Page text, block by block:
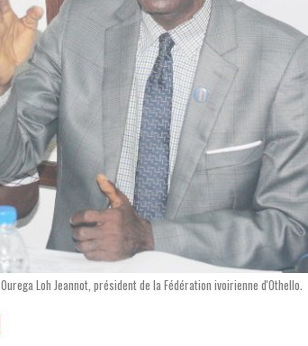
Ourega Loh Jeannot, président de la Fédération ivoirienne d'Othello.